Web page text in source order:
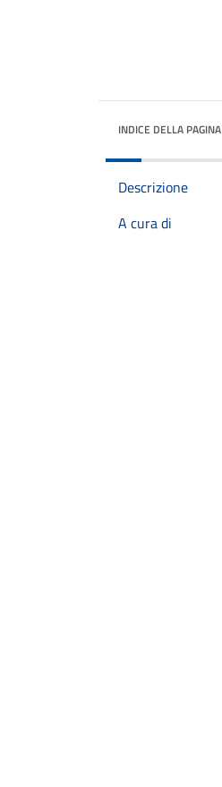
INDICE DELLA PAGINA
Descrizione
A cura di